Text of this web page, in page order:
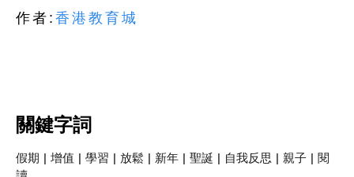
作者: 香港教育城
關鍵字詞
假期 | 增值 | 學習 | 放鬆 | 新年 | 聖誕 | 自我反思 | 親子 | 閱